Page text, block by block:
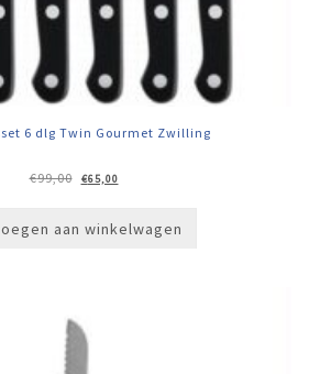
6 dlg Twin Gourmet Zwilling
€99,00
Oorspronkelijke
prijs
€65,00Huidige
prijs
aan winkelwagen